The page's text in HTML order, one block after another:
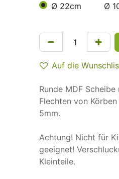
Ø 22cm Ø
Auf die
Runde MDF
Flechten von
5mm.
Achtung! Nicht für
geeignet!
Kleinteile.